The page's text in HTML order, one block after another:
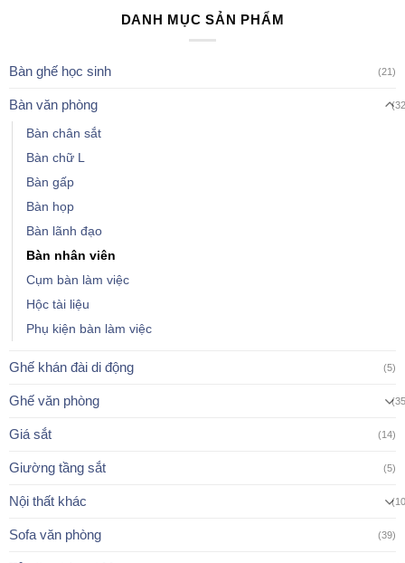
DANH MỤC SẢN PHẨM
Bàn ghế học sinh (21)
Bàn văn phòng
Bàn chân sắt
Bàn chữ L
Bàn gấp
Bàn họp
Bàn lãnh đạo
Bàn nhân viên
Cụm bàn làm việc
Hộc tài liệu
Phụ kiện bàn làm việc
Ghế khán đài di động (5)
Ghế văn phòng
Giá sắt (14)
Giường tầng sắt (5)
Nội thất khác
Sofa văn phòng (39)